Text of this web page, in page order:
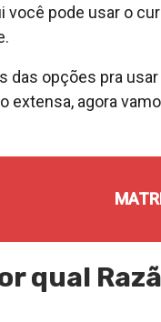
você pode usar o
das opções pra
extensa, agora
qual